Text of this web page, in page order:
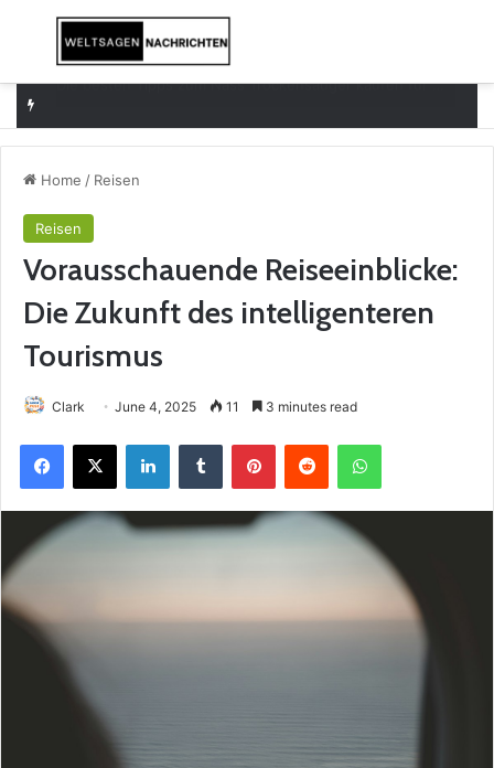
Menu
Home / Reisen
Reisen
Vorausschauende Reiseeinblicke:
Die Zukunft des intelligenteren
Tourismus
Clark June 4, 2025 11 3 minutes read
Facebook
X LinkedInTumblr PinterestReddit WhatsApp